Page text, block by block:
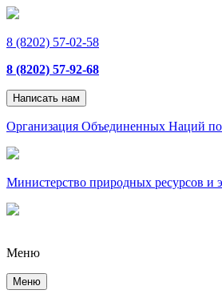
8 (8202) 57-02-58
8 (8202) 57-92-68
Написать нам
Организация Объединенных Наций по
Министерство природных ресурсов и
Меню
Меню